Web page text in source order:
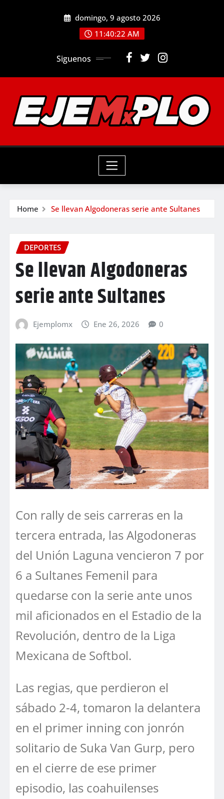
domingo, 9 agosto 2026
11:40:24 AM
Siguenos
Home Se llevan Algodoneras serie ante Sultanes
DEPORTES
Se llevan Algodoneras
serie ante Sultanes
Ejemplomx Ene 26, 2026 0
Con rally de seis carreras en la
tercera entrada, las Algodoneras
del Unión Laguna vencieron 7 por
6 a Sultanes Femenil para
quedarse con la serie ante unos
mil aficionados en el Estadio de la
Revolución, dentro de la Liga
Mexicana de Softbol.
Las regias, que perdieron el
sábado 2-4, tomaron la delantera
en el primer inning con jonrón
solitario de Suka Van Gurp, pero
en el cierre de ese primer
episodio, las coahuilenses